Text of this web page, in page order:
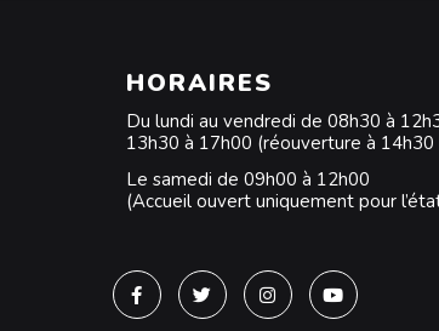
HORAIRES
Du lundi au vendredi de 08h30 à
13h30 à 17h00 (réouverture à 14h30
Le samedi de 09h00 à 12h00
(Accueil ouvert uniquement pour
Lien vers le compte Facebook
Lien vers le compte Twitter
Lien vers le compte
Lien vers la